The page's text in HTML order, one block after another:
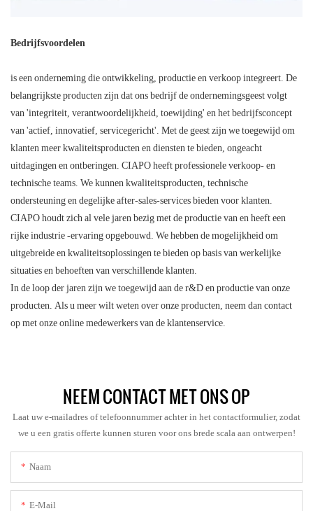
Bedrijfsvoordelen
is een onderneming die ontwikkeling, productie en verkoop integreert. De
belangrijkste producten zijn dat ons bedrijf de ondernemingsgeest volgt
van 'integriteit, verantwoordelijkheid, toewijding' en het bedrijfsconcept
van 'actief, innovatief, servicegericht'. Met de geest zijn we toegewijd om
klanten meer kwaliteitsproducten en diensten te bieden, ongeacht
uitdagingen en ontberingen. CIAPO heeft professionele verkoop- en
technische teams. We kunnen kwaliteitsproducten, technische
ondersteuning en degelijke after-sales-services bieden voor klanten.
CIAPO houdt zich al vele jaren bezig met de productie van en heeft een
rijke industrie -ervaring opgebouwd. We hebben de mogelijkheid om
uitgebreide en kwaliteitsoplossingen te bieden op basis van werkelijke
situaties en behoeften van verschillende klanten.
In de loop der jaren zijn we toegewijd aan de r&D en productie van onze
producten. Als u meer wilt weten over onze producten, neem dan contact
op met onze online medewerkers van de klantenservice.
NEEM CONTACT MET ONS OP
Laat uw e-mailadres of telefoonnummer achter in het contactformulier, zodat
we u een gratis offerte kunnen sturen voor ons brede scala aan ontwerpen!
Naam
E-Mail